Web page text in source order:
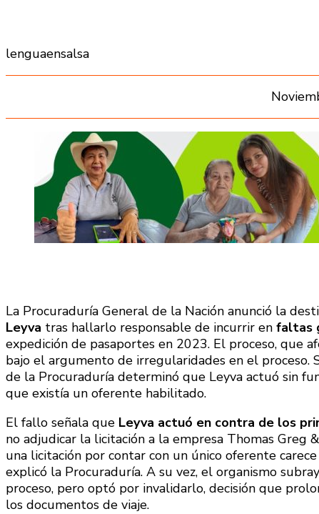
lenguaensalsa
La Procuraduría General de la Nación anunció la
Leyva tras hallarlo responsable de incurrir en faltas
expedición de pasaportes en 2023. El proceso, que
bajo el argumento de irregularidades en el proceso.
de la Procuraduría determinó que Leyva actuó sin
que existía un oferente habilitado.
El fallo señala que Leyva actuó en contra de los
no adjudicar la licitación a la empresa Thomas Greg
una licitación por contar con un único oferente
explicó la Procuraduría. A su vez, el organismo
proceso, pero optó por invalidarlo, decisión que
los documentos de viaje.